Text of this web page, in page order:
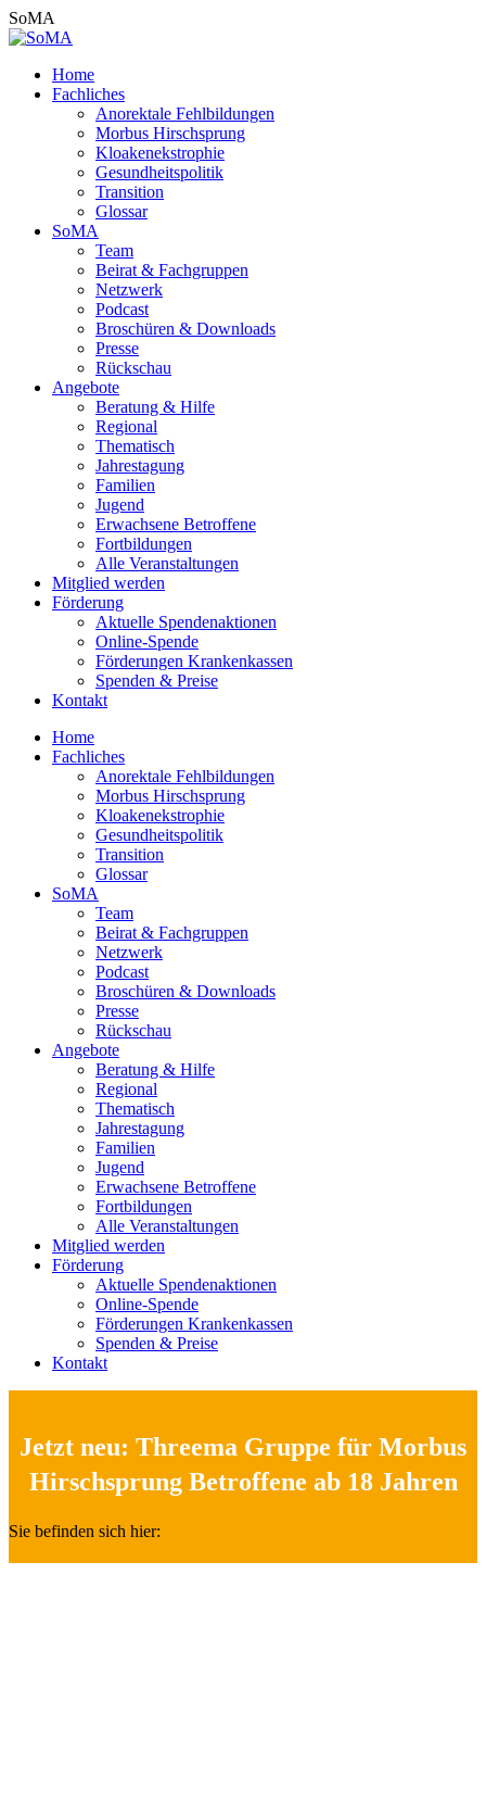
Zum
Inhalt
SoMA
Home
Fachliches
Anorektale Fehlbildungen
Morbus Hirschsprung
Kloakenekstrophie
Gesundheitspolitik
Transition
Glossar
SoMA
Team
Beirat & Fachgruppen
Netzwerk
Podcast
Broschüren & Downloads
Presse
Rückschau
Angebote
Beratung & Hilfe
Regional
Thematisch
Jahrestagung
Familien
Jugend
Erwachsene Betroffene
Fortbildungen
Alle Veranstaltungen
Mitglied werden
Förderung
Aktuelle Spendenaktionen
Online-Spende
Förderungen Krankenkassen
Spenden & Preise
Kontakt
Home
Fachliches
Anorektale Fehlbildungen
Morbus Hirschsprung
Kloakenekstrophie
Gesundheitspolitik
Transition
Glossar
SoMA
Team
Beirat & Fachgruppen
Netzwerk
Podcast
Broschüren & Downloads
Presse
Rückschau
Angebote
Beratung & Hilfe
Regional
Thematisch
Jahrestagung
Familien
Jugend
Erwachsene Betroffene
Fortbildungen
Alle Veranstaltungen
Mitglied werden
Förderung
Aktuelle Spendenaktionen
Online-Spende
Förderungen Krankenkassen
Spenden & Preise
Kontakt
Jetzt neu: Threema Gruppe für Morbus
Hirschsprung Betroffene ab 18 Jahren
Sie befinden sich hier: